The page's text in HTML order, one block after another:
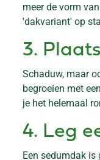
meer de vorm
'dakvariant' op
3.
Schaduw, maar
begroeien met
je het helemaal
4. Leg
Een sedumdak is